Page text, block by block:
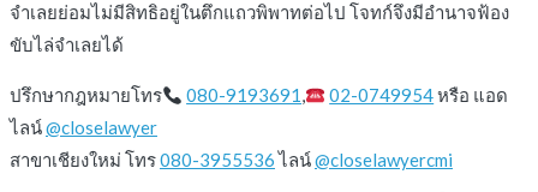
จำเลยย่อมไม่มีสิทธิอยู่ในตึกแถวพิพาทต่อไป โจทก์จึงมีอำนาจฟ้อง
ขับไล่จำเลยได้
ปรึกษากฎหมายโทร 080-9193691, 02-0749954หรือ แอด
ไลน์@closelawyer
สาขาเชียงใหม่ โทร080-3955536ไลน์@closelawyercmi